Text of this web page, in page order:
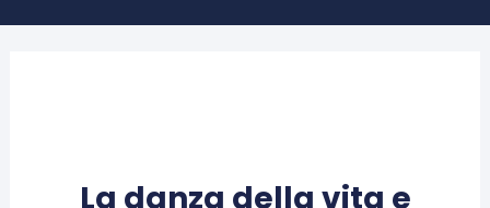
La danza della vita e